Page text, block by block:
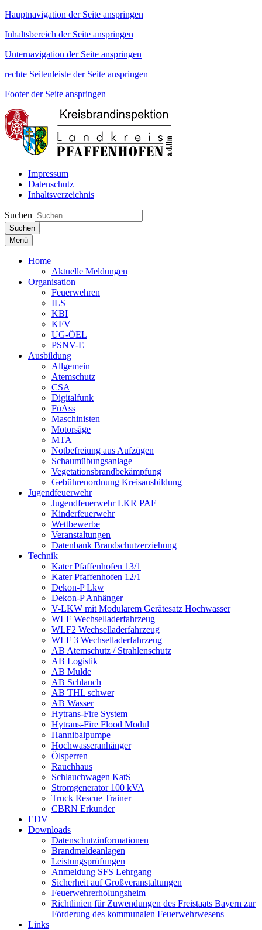
Hauptnavigation der Seite anspringen
Inhaltsbereich der Seite anspringen
Unternavigation der Seite anspringen
rechte Seitenleiste der Seite anspringen
Footer der Seite anspringen
Impressum
Datenschutz
Inhaltsverzeichnis
Suchen
Suchen
Menü
Home
Aktuelle Meldungen
Organisation
Feuerwehren
ILS
KBI
KFV
UG-ÖEL
PSNV-E
Ausbildung
Allgemein
Atemschutz
CSA
Digitalfunk
FüAss
Maschinisten
Motorsäge
MTA
Notbefreiung aus Aufzügen
Schaumübungsanlage
Vegetationsbrandbekämpfung
Gebührenordnung Kreisausbildung
Jugendfeuerwehr
Jugendfeuerwehr LKR PAF
Kinderfeuerwehr
Wettbewerbe
Veranstaltungen
Datenbank Brandschutzerziehung
Technik
Kater Pfaffenhofen 13/1
Kater Pfaffenhofen 12/1
Dekon-P Lkw
Dekon-P Anhänger
V-LKW mit Modularem Gerätesatz Hochwasser
WLF Wechselladerfahrzeug
WLF2 Wechselladerfahrzeug
WLF 3 Wechselladerfahrzeug
AB Atemschutz / Strahlenschutz
AB Logistik
AB Mulde
AB Schlauch
AB THL schwer
AB Wasser
Hytrans-Fire System
Hytrans-Fire Flood Modul
Hannibalpumpe
Hochwasseranhänger
Ölsperren
Rauchhaus
Schlauchwagen KatS
Stromgenerator 100 kVA
Truck Rescue Trainer
CBRN Erkunder
EDV
Downloads
Datenschutzinformationen
Brandmeldeanlagen
Leistungsprüfungen
Anmeldung SFS Lehrgang
Sicherheit auf Großveranstaltungen
Feuerwehrerholungsheim
Richtlinien für Zuwendungen des Freistaats Bayern zur
Förderung des kommunalen Feuerwehrwesens
Links